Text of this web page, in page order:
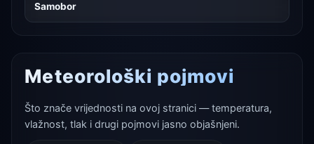
Samobor
Meteorološki pojmovi
Što znače vrijednosti na ovoj stranici — temperatura,
vlažnost, tlak i drugi pojmovi jasno objašnjeni.